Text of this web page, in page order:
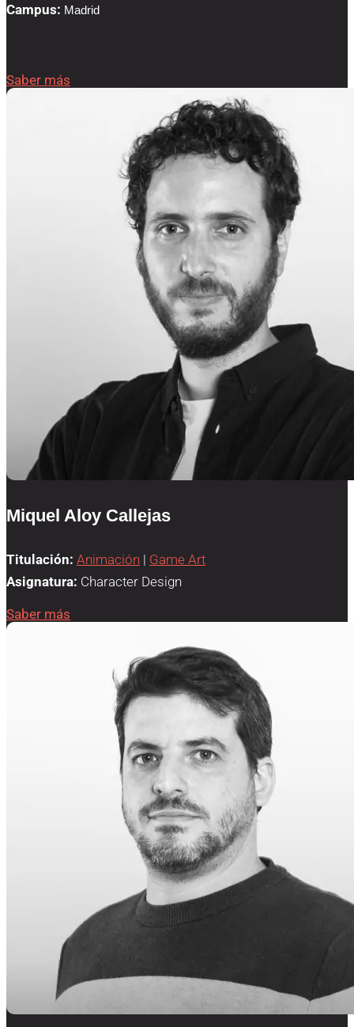
Campus: Madrid
Saber más
Miquel Aloy Callejas
Titulación: Animación | Game Art
Asignatura: Character Design
Saber más